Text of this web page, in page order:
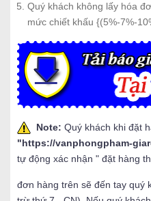
Quý khách không lấy hóa
mức chiết khấu {(5%-7%-
Note: Quý khách khi đặt
"https://vanphongpham-
tự động xác nhận " đặt hàng
đơn hàng trên sẽ đến tay quý